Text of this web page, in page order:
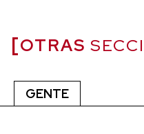
OTRAS
GENTE